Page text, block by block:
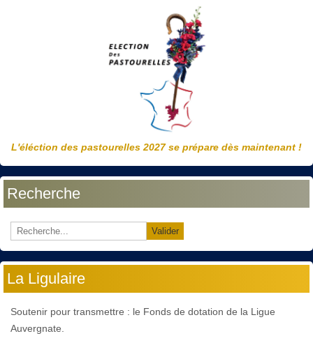
L'éléction des pastourelles 2027 se prépare dès maintenant !
Recherche
Valider
La Ligulaire
Soutenir pour transmettre : le Fonds de dotation de la Ligue
Auvergnate.